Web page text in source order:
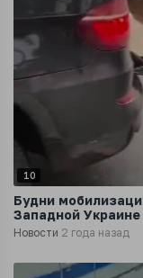
10
Будни
Западной Украине
Новости 2 года назад